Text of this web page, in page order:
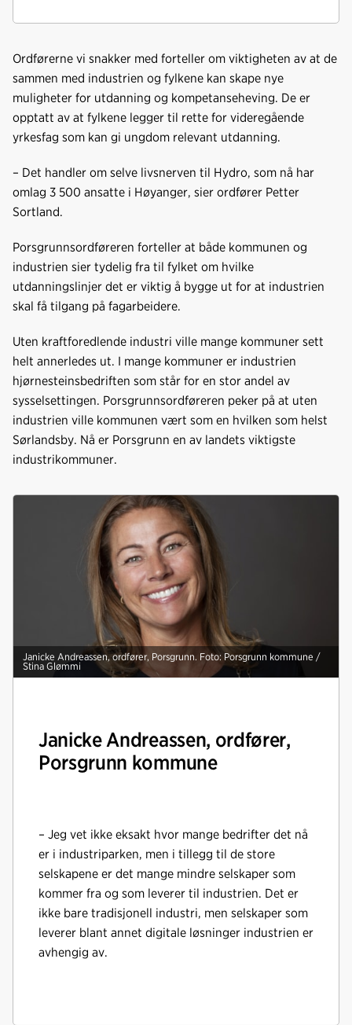
Ordførerne vi snakker med forteller om viktigheten av at de
sammen med industrien og fylkene kan skape nye
muligheter for utdanning og kompetanseheving. De er
opptatt av at fylkene legger til rette for videregående
yrkesfag som kan gi ungdom relevant utdanning.
– Det handler om selve livsnerven til Hydro, som nå har
omlag 3 500 ansatte i Høyanger, sier ordfører Petter
Sortland.
Porsgrunnsordføreren forteller at både kommunen og
industrien sier tydelig fra til fylket om hvilke
utdanningslinjer det er viktig å bygge ut for at industrien
skal få tilgang på fagarbeidere.
Uten kraftforedlende industri ville mange kommuner sett
helt annerledes ut. I mange kommuner er industrien
hjørnesteinsbedriften som står for en stor andel av
sysselsettingen. Porsgrunnsordføreren peker på at uten
industrien ville kommunen vært som en hvilken som helst
Sørlandsby. Nå er Porsgrunn en av landets viktigste
industrikommuner.
Janicke Andreassen, ordfører, Porsgrunn. Foto: Porsgrunn kommune /
Stina Glømmi
Janicke Andreassen, ordfører,
Porsgrunn kommune
– Jeg vet ikke eksakt hvor mange bedrifter det nå
er i industriparken, men i tillegg til de store
selskapene er det mange mindre selskaper som
kommer fra og som leverer til industrien. Det er
ikke bare tradisjonell industri, men selskaper som
leverer blant annet digitale løsninger industrien er
avhengig av.